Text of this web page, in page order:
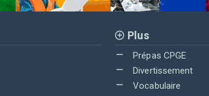
Plus
Prépas CPGE
Divertissement
Vocabulaire